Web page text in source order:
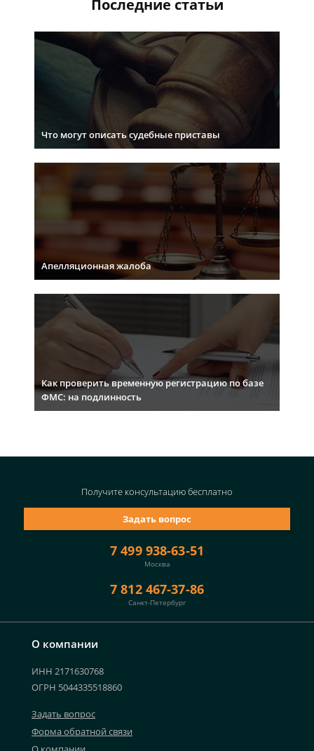
Последние статьи
Что могут описать судебные приставы
Апелляционная жалоба
Как проверить временную регистрацию по базе
ФМС: на подлинность
О компании
ИНН 2171630768
ОГРН 5044335518860
Задать вопрос
Форма обратной связи
7 499 938-63-51
Москва
7 812 467-37-86
Санкт-Петербург
Задать вопрос
Получите консультациюбесплатно